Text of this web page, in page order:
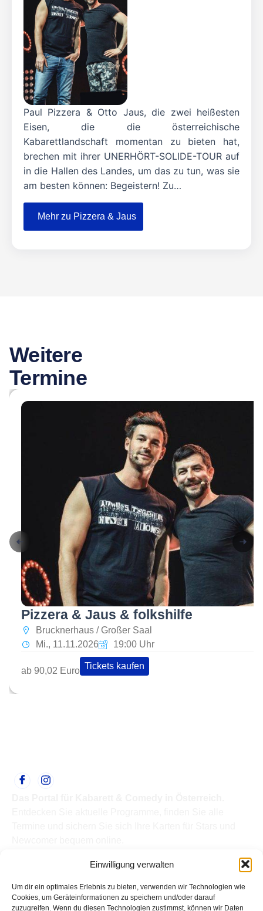
Einwilligung verwalten
Um dir ein optimales Erlebnis zu bieten, verwenden wir Technologien wie
Cookies, um Geräteinformationen zu speichern und/oder darauf
zuzugreifen. Wenn du diesen Technologien zustimmst, können wir Daten
Paul Pizzera & Otto Jaus, die zwei heißesten
Eisen, die die österreichische
Kabarettlandschaft momentan zu bieten hat,
brechen mit ihrer UNERHÖRT-SOLIDE-TOUR auf
in die Hallen des Landes, um das zu tun, was sie
am besten können: Begeistern! Zu…
Mehr zu Pizzera & Jaus
Weitere
Termine
Pizzera & Jaus & folkshilfe
Brucknerhaus / Großer Saal
Mi., 11.11.2026
19:00 Uhr
ab 90,02 Euro Tickets kaufen
Termine
Kabarettisten